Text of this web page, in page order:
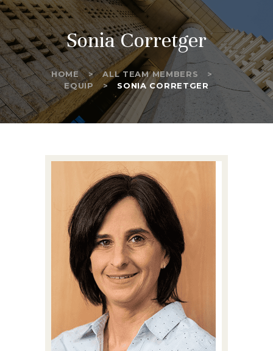
Sonia Corretger
HOME
ALL TEAM MEMBERS
EQUIP
SONIA CORRETGER